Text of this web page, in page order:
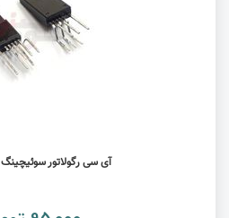
آی سی رگولاتور سوئیچینگ STRW6252